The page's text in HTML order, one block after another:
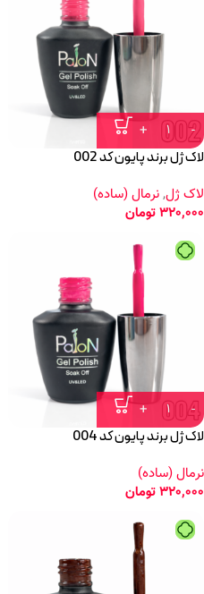
لاک ژل برند پایون کد 002
لاک ژل,نرمال (ساده)
320,000تومان
لاک ژل برند پایون کد 004
نرمال (ساده)
320,000تومان